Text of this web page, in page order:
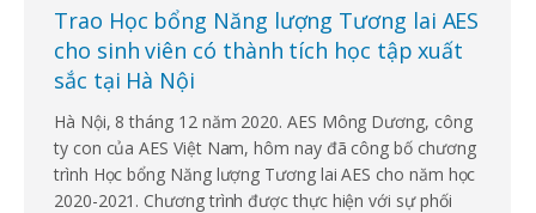
Trao Học bổng Năng lượng Tương lai AES
cho sinh viên có thành tích học tập xuất
sắc tại Hà Nội
Hà Nội, 8 tháng 12 năm 2020. AES Mông Dương, công
ty con của AES Việt Nam, hôm nay đã công bố chương
trình Học bổng Năng lượng Tương lai AES cho năm học
2020-2021. Chương trình được thực hiện với sự phối